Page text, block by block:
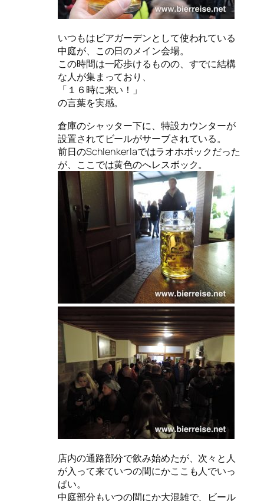
いつもはビアガーデンとして使われている
中庭が、この日のメイン会場。
この時間は一応歩けるものの、すでに結構
な人が集まっており、
「１６時に来い！」
の言葉を実感。
倉庫のシャッター下に、特設カウンターが
設置されてビールがサーブされている。
前日のSchlenkerlaではラオホボックだった
が、ここでは黄色のへレスボック。
店内の通路部分で飲み始めたが、次々と人
が入って来ていつの間にかここも人でいっ
ぱい。
中庭部分もいつの間にか大混雑で、ビール